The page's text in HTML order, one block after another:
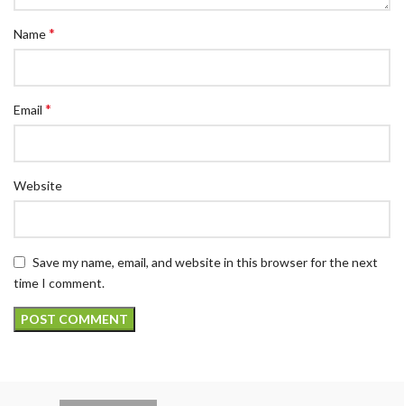
Name*
Email *
Website
Save my name, email, and website in this browser for the next
time I comment.